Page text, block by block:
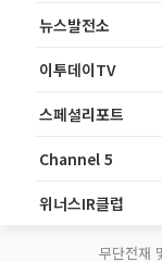
뉴스발전소
이투데이TV
스페셜리포트
Channel 5
위너스IR클럽
무단전재